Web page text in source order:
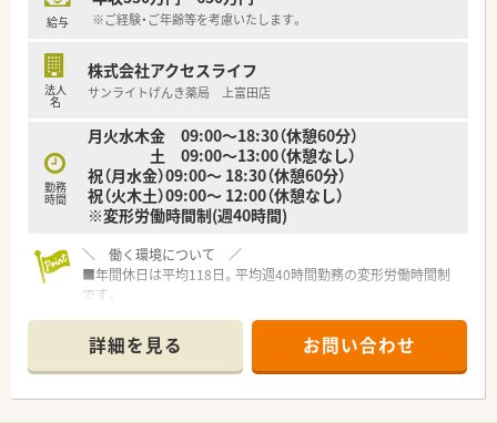
【職場環境と雰囲気】
■30代から60代までの幅広い年齢層のスタッフがバランスよく
勤務しており、男女比は1対1と男性薬剤師も多数活躍していま
■社長自ら現場の健康相談に入っているため距離が非常に近く、
和気あいあいと緩やかに雑談を交えながら働ける居心地の良さ
が印象的です。
給与 ※ご経験・ご年齢等を考慮いたします。
法人
名
株式会社アクセスライフ
サンライトげんき薬局 上富田店
勤務
時間
月火水木金 09:00～18:30（休憩60分）
土 09:00～13:00（休憩なし）
祝（月水金）09:00～ 18:30（休憩60分）
祝（火木土）09:00～ 12:00（休憩なし）
※変形労働時間制(週40時間)
＼ 働く環境について ／
■年間休日は平均118日。平均週40時間勤務の変形労働時間制
です。
います。有休消化率は高水準！
■産育休実績多数！復帰後は時短勤務が可能でお子さんの年齢制
限等もありません！
詳細を見る お問い合わせ